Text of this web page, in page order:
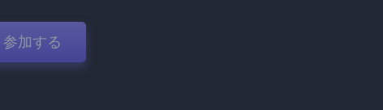
参加する